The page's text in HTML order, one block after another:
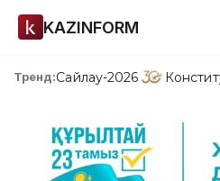
KAZINFORM
Тренд:Сайлау-2026